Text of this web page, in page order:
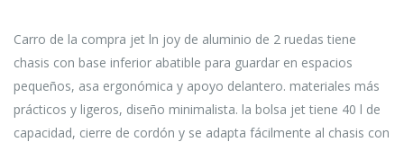
Carro de la compra jet ln joy de aluminio de 2 ruedas tiene
chasis con base inferior abatible para guardar en espacios
pequeños, asa ergonómica y apoyo delantero. materiales más
prácticos y ligeros, diseño minimalista. la bolsa jet tiene 40 l de
capacidad, cierre de cordón y se adapta fácilmente al chasis con